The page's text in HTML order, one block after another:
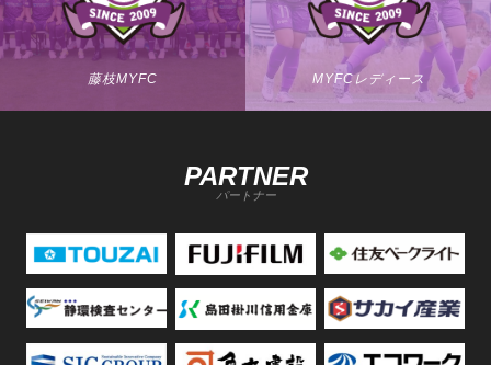
藤枝MYFC MYFCレディース
PARTNER
パートナー